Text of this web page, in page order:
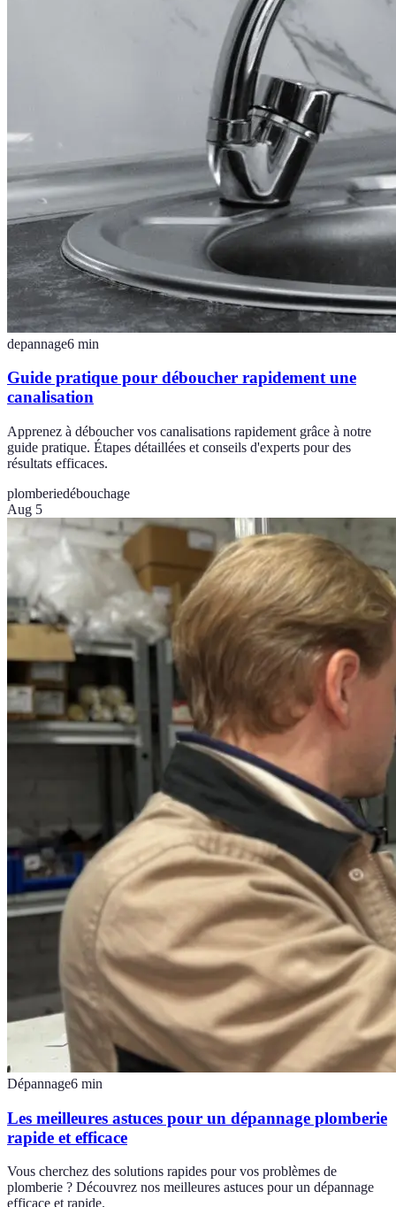
depannage6 min
Guide pratique pour déboucher rapidement une
canalisation
Apprenez à déboucher vos canalisations rapidement grâce à notre
guide pratique. Étapes détaillées et conseils d'experts pour des
résultats efficaces.
plomberiedébouchage
Aug 5
Dépannage6 min
Les meilleures astuces pour un dépannage plomberie
rapide et efficace
Vous cherchez des solutions rapides pour vos problèmes de
plomberie ? Découvrez nos meilleures astuces pour un dépannage
efficace et rapide.